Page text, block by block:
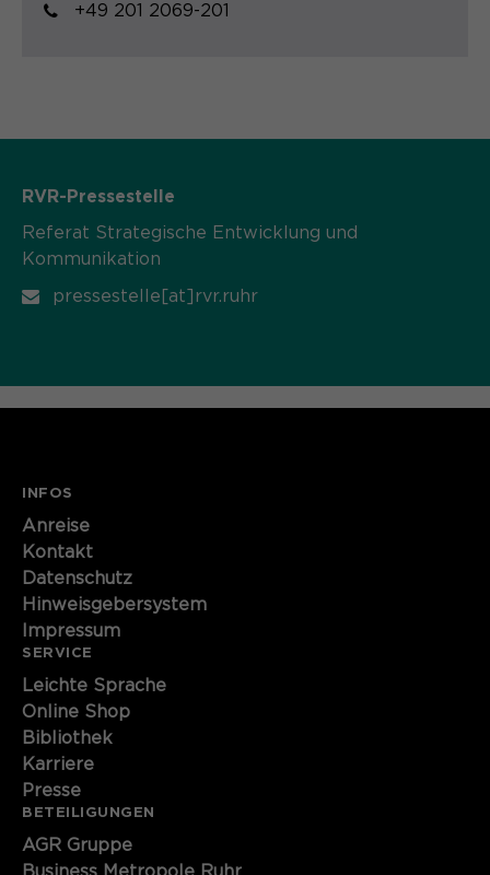
+49 201 2069-201
RVR-Pressestelle
Referat Strategische Entwicklung und
Kommunikation
pressestelle[at]rvr.ruhr
INFOS
Anreise
Kontakt
Datenschutz
Hinweisgebersystem
Impressum
SERVICE
Leichte Sprache
Online Shop
Bibliothek
Karriere
Presse
BETEILIGUNGEN
AGR Gruppe